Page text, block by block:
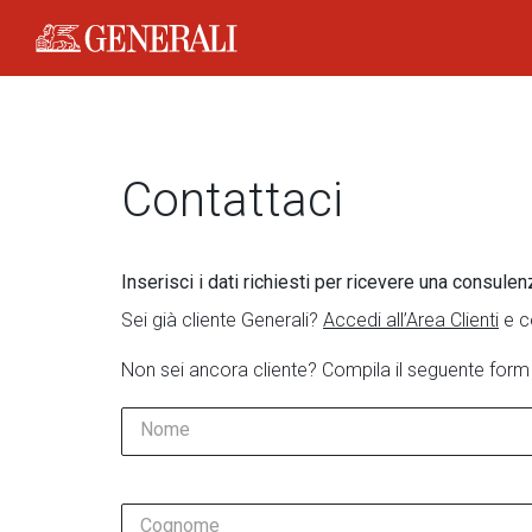
Generali Logo
Contattaci
Inserisci i dati richiesti per ricevere una
Sei già cliente Generali? Accedi all’Area Clienti e
Non sei ancora cliente? Compila il seguente form
Nome
Cognome